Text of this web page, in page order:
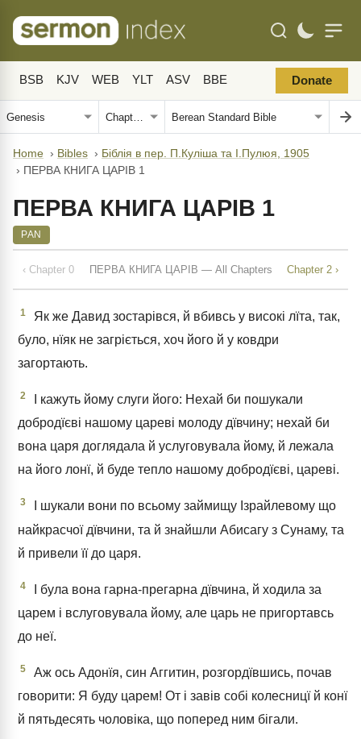
BSB KJV WEB YLT ASV BBE Donate
Home › Bibles › Біблія в пер. П.Куліша та І.Пулюя, 1905
› ПЕРВА КНИГА ЦАРІВ 1
ПЕРВА КНИГА ЦАРІВ 1
PAN
‹ Chapter 0 ПЕРВА КНИГА ЦАРІВ — All Chapters Chapter 2 ›
1
Як же Давид зостарівся, й вбивсь у високі лїта, так,
було, нїяк не загріється, хоч його й у ковдри
загортають.
2
І кажуть йому слуги його: Нехай би пошукали
добродїєві нашому цареві молоду дївчину; нехай би
вона царя доглядала й услуговувала йому, й лежала
на його лонї, й буде тепло нашому добродїєві, цареві.
3
І шукали вони по всьому займищу Ізрайлевому що
найкрасчої дївчини, та й знайшли Абисагу з Сунаму, та
й привели її до царя.
4
І була вона гарна-прегарна дївчина, й ходила за
царем і вслуговувала йому, але царь не пригортавсь
до неї.
5
Аж ось Адонїя, син Аггитин, розгордївшись, почав
говорити: Я буду царем! От і завів собі колесницї й конї
й пятьдесять чоловіка, що поперед ним бігали.